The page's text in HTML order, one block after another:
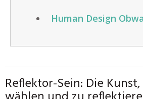
Human Design
Reflektor-Sein: Die